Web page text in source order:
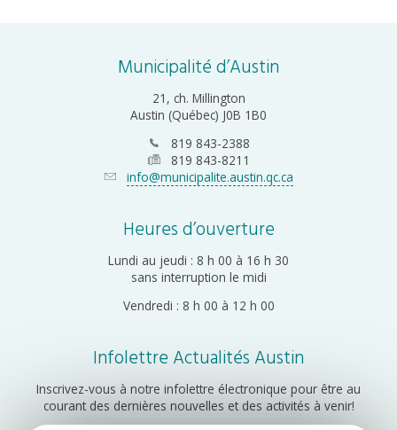
Municipalité d’Austin
21, ch. Millington
Austin (Québec) J0B 1B0
819 843-2388
819 843-8211
info@municipalite.austin.qc.ca
Heures d’ouverture
Lundi au jeudi : 8 h 00 à 16 h 30
sans interruption le midi
Vendredi : 8 h 00 à 12 h 00
Infolettre Actualités Austin
Inscrivez-vous à notre infolettre électronique pour être au
courant des dernières nouvelles et des activités à venir!